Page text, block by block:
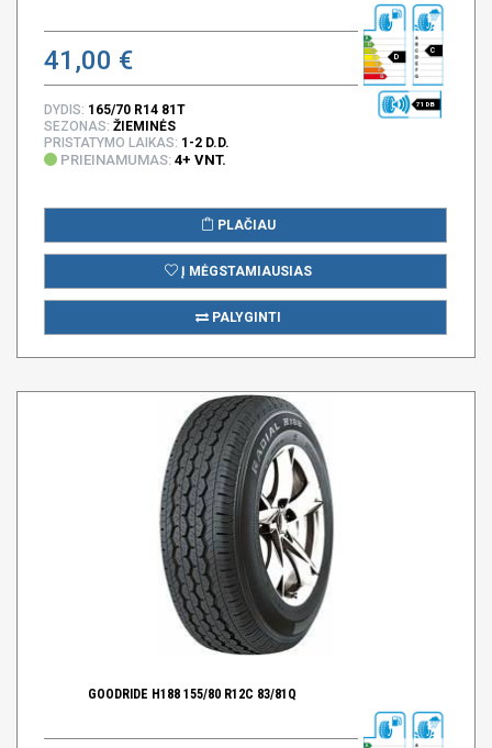
41,00 € D
C
71 DB
DYDIS: 165/70 R14 81T
SEZONAS: ŽIEMINĖS
PRISTATYMO LAIKAS: 1-2 D.D.
PRIEINAMUMAS: 4+ VNT.
PLAČIAU
Į MĖGSTAMIAUSIAS
PALYGINTI
GOODRIDE H188 155/80 R12C 83/81Q